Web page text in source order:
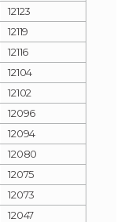
12123
12119
12116
12104
12102
12096
12094
12080
12075
12073
12047